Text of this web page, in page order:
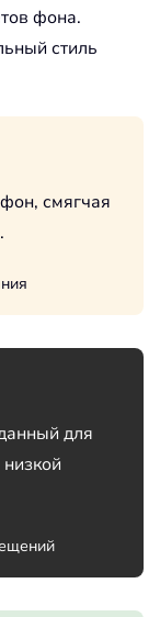
фона.
стиль
смягчая
для